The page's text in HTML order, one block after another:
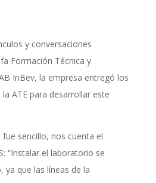
y conversaciones
Formación Técnica y
InBev, la empresa entregó los
ATE para desarrollar este
sencillo, nos cuenta el
“Instalar el laboratorio se
ya que las líneas de la